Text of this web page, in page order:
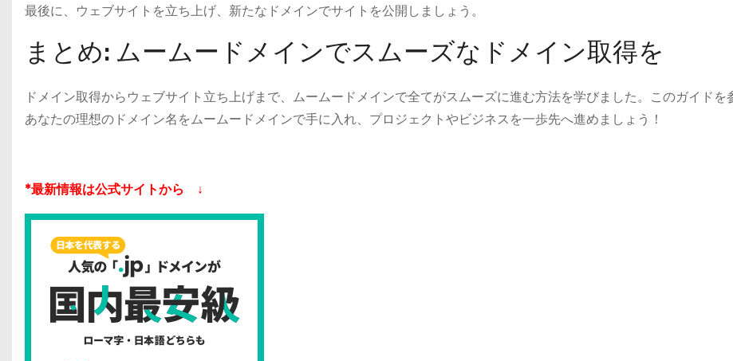
最後に、ウェブサイトを立ち上げ、新たなドメインでサイトを公開しましょう。
まとめ: ムームードメインでスムーズなドメイン取得を
ドメイン取得からウェブサイト立ち上げまで、ムームードメインで全てがスムーズに進む方法を学びました。このガイドを
あなたの理想のドメイン名をムームードメインで手に入れ、プロジェクトやビジネスを一歩先へ進めましょう！
*最新情報は公式サイトから ↓